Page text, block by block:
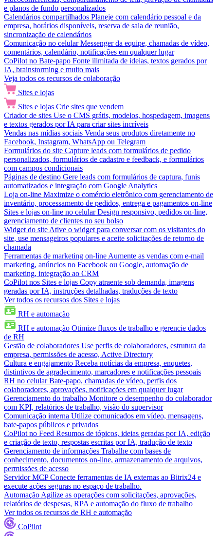
e planos de fundo personalizados
Calendários compartilhados Planeje com calendário pessoal e da
empresa, horários disponíveis, reserva de sala de reunião,
sincronização de calendários
Comunicação no celular Messenger da equipe, chamadas de vídeo,
comentários, calendário, notificações em qualquer lugar
CoPilot no Bate-papo Fonte ilimitada de ideias, textos gerados por
IA, brainstorming e muito mais
Veja todos os recursos de colaboração
Sites e lojas
Sites e lojas Crie sites que vendem
Criador de sites Use o CMS grátis, modelos, hospedagem, imagens
e textos gerados por IA para criar sites incríveis
Vendas nas mídias sociais Venda seus produtos diretamente no
Facebook, Instagram, WhatsApp ou Telegram
Formulários do site Capture leads com formulários de pedido
personalizados, formulários de cadastro e feedback, e formulários
com campos condicionais
Páginas de destino Gere leads com formulários de captura, funis
automatizados e integração com Google Analytics
Loja on-line Maximize o comércio eletrônico com gerenciamento de
inventário, processamento de pedidos, entrega e pagamentos on-line
Sites e lojas on-line no celular Design responsivo, pedidos on-line,
gerenciamento de clientes no seu bolso
Widget do site Ative o widget para conversar com os visitantes do
site, use mensageiros populares e aceite solicitações de retorno de
chamada
Ferramentas de marketing on-line Aumente as vendas com e-mail
marketing, anúncios no Facebook ou Google, automação de
marketing, integração ao CRM
CoPilot nos Sites e lojas Copy atraente sob demanda, imagens
geradas por IA, instruções detalhadas, traduções de texto
Ver todos os recursos dos Sites e lojas
RH e automação
RH e automação Otimize fluxos de trabalho e gerencie dados
de RH
Gestão de colaboradores Use perfis de colaboradores, estrutura da
empresa, permissões de acesso, Active Directory
Cultura e engajamento Receba notícias da empresa, enquetes,
distintivos de agradecimento, marcadores e notificações pessoais
RH no celular Bate-papo, chamadas de vídeo, perfis dos
colaboradores, aprovações, notificações em qualquer lugar
Gerenciamento do trabalho Monitore o desempenho do colaborador
com KPI, relatórios de trabalho, visão do supervisor
Comunicação interna Utilize comunicados em vídeo, mensagens,
bate-papos públicos e privados
CoPilot no Feed Resumos de tópicos, ideias geradas por IA, edição
e criação de texto, respostas escritas por IA, tradução de texto
Gerenciamento de informações Trabalhe com bases de
conhecimento, documentos on-line, armazenamento de arquivos,
permissões de acesso
Servidor MCP Conecte ferramentas de IA externas ao Bitrix24 e
execute ações seguras no espaço de trabalho.
Automação Agilize as operações com solicitações, aprovações,
relatórios de despesas, RPA e automação do fluxo de trabalho
Ver todos os recursos de RH e automação
CoPilot